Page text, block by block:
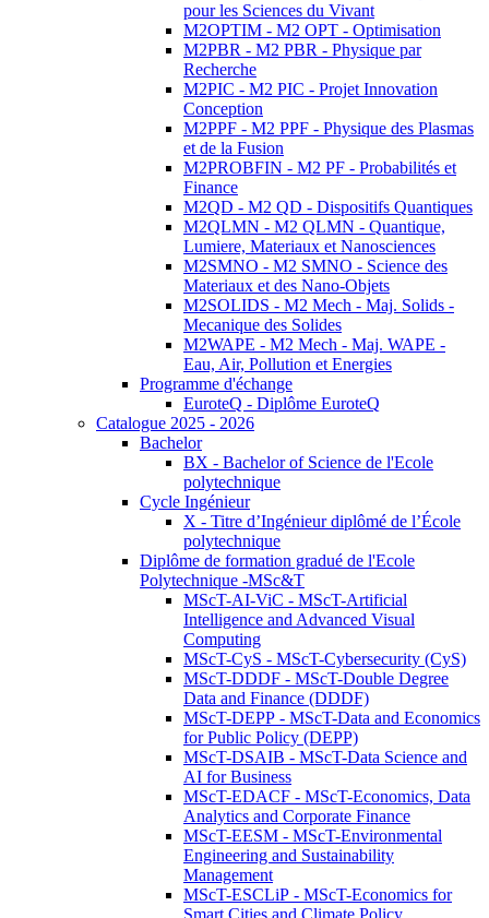
pour les Sciences du Vivant
M2OPTIM - M2 OPT - Optimisation
M2PBR - M2 PBR - Physique par
Recherche
M2PIC - M2 PIC - Projet Innovation
Conception
M2PPF - M2 PPF - Physique des Plasmas
et de la Fusion
M2PROBFIN - M2 PF - Probabilités et
Finance
M2QD - M2 QD - Dispositifs Quantiques
M2QLMN - M2 QLMN - Quantique,
Lumiere, Materiaux et Nanosciences
M2SMNO - M2 SMNO - Science des
Materiaux et des Nano-Objets
M2SOLIDS - M2 Mech - Maj. Solids -
Mecanique des Solides
M2WAPE - M2 Mech - Maj. WAPE -
Eau, Air, Pollution et Energies
Programme d'échange
EuroteQ - Diplôme EuroteQ
Catalogue 2025 - 2026
Bachelor
BX - Bachelor of Science de l'Ecole
polytechnique
Cycle Ingénieur
X - Titre d’Ingénieur diplômé de l’École
polytechnique
Diplôme de formation gradué de l'Ecole
Polytechnique -MSc&T
MScT-AI-ViC - MScT-Artificial
Intelligence and Advanced Visual
Computing
MScT-CyS - MScT-Cybersecurity (CyS)
MScT-DDDF - MScT-Double Degree
Data and Finance (DDDF)
MScT-DEPP - MScT-Data and Economics
for Public Policy (DEPP)
MScT-DSAIB - MScT-Data Science and
AI for Business
MScT-EDACF - MScT-Economics, Data
Analytics and Corporate Finance
MScT-EESM - MScT-Environmental
Engineering and Sustainability
Management
MScT-ESCLiP - MScT-Economics for
Smart Cities and Climate Policy